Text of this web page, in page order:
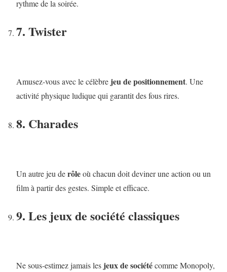
rythme de la soirée.
7. Twister
Amusez-vous avec le célèbre jeu de positionnement. Une
activité physique ludique qui garantit des fous rires.
8. Charades
Un autre jeu derôleoù chacun doit deviner une action ou un
film à partir des gestes. Simple et efficace.
9. Les jeux de société classiques
Ne sous-estimez jamais les jeux de sociétécomme Monopoly,